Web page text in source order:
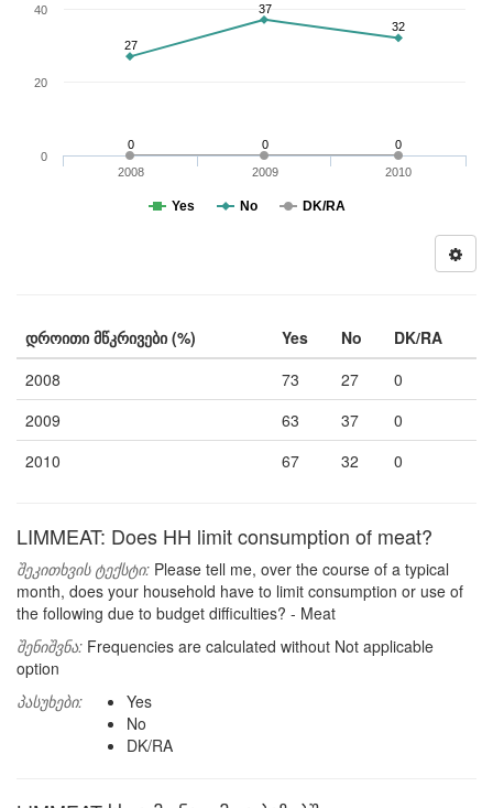
0 0 0
27
37
32
Yes No DK/RA
2008 2009 2010
0
20
40
დროითი მწკრივები (%) Yes No
DK/RA
2008
73 27
0
2009
63 37
0
2010
67 32 0
LIMMEAT: Does HH limit consumption of meat?
შეკითხვის ტექსტი: Please tell me, over the course of a typical
month, does your household have to limit consumption or use of
the following due to budget difficulties? - Meat
შენიშვნა: Frequencies are calculated without Not applicable
option
პასუხები:
Yes
No
DK/RA